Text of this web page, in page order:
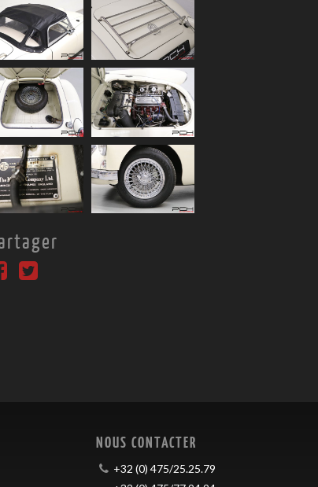
NOUS CONTACTER
+32 (0) 475/25.25.79